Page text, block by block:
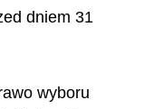
dniem 31
wyboru